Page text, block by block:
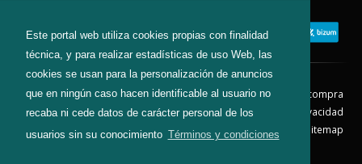
Este portal web utiliza cookies propias con finalidad
técnica, y para realizar estadísticas de uso Web, las
cookies se usan para la personalización de anuncios
que en ningún caso hacen identificable al usuario no
recaba ni cede datos de carácter personal de los
usuarios sin su conocimiento Términos y condiciones
Contacto Aviso Legal
Condiciones de compra
Política de envíos
Política de devolución
Política de Privacidad
Política de Cookies
Sitemap